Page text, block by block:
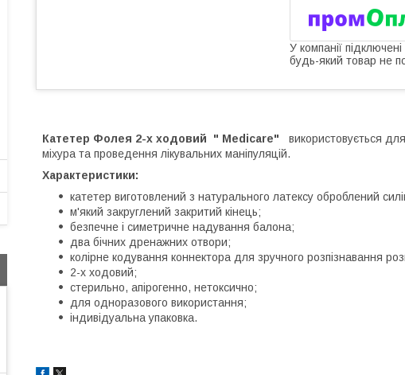
У компанії
будь-який товар не
Катетер Фолея 2-х ходовий " Medicare" використовується
міхура та проведення лікувальних маніпуляцій.
Характеристики:
катетер виготовлений з натурального латексу оброблений
м'який закруглений закритий кінець;
безпечне і симетричне надування балона;
два бічних дренажних отвори;
колірне кодування коннектора для зручного розпізнавання
2-х ходовий;
стерильно, апірогенно, нетоксично;
для одноразового використання;
індивідуальна упаковка.